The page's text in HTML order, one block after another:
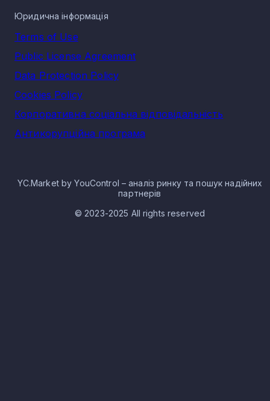
Юридична інформація
Terms of Use
Public License Agreement
Data Protection Policy
Cookies Policy
Корпоративна соціальна відповідальність
Антикорупційна програма
YC.Market by YouControl – аналіз ринку та пошук надійних
партнерів
© 2023-2025 All rights reserved